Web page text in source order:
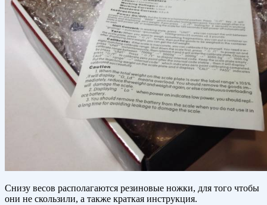
Снизу весов располагаются резиновые ножки, для того чтобы
они не скользили, а также краткая инструкция.